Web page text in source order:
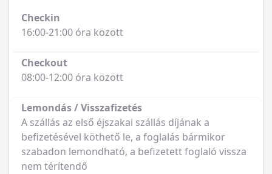
Checkin
16:00-21:00 óra között
Checkout
08:00-12:00 óra között
Lemondás / Visszafizetés
A szállás az első éjszakai szállás díjának a
befizetésével köthető le, a foglalás bármikor
szabadon lemondható, a befizetett foglaló vissza
nem térítendő